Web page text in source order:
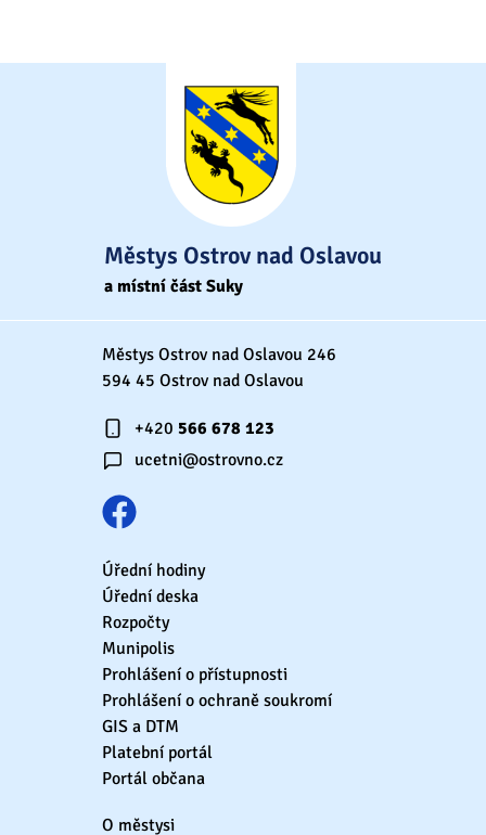
Městys Ostrov nad Oslavou
a místní část Suky
Městys Ostrov nad Oslavou 246
594 45 Ostrov nad Oslavou
+420 566 678 123
ucetni@ostrovno.cz
Úřední hodiny
Úřední deska
Rozpočty
Munipolis
Prohlášení o přístupnosti
Prohlášení o ochraně soukromí
GIS a DTM
Platební portál
Portál občana
O městysi